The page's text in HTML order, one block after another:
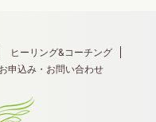
ヒーリング&コーチング
お申込み・お問い合わせ